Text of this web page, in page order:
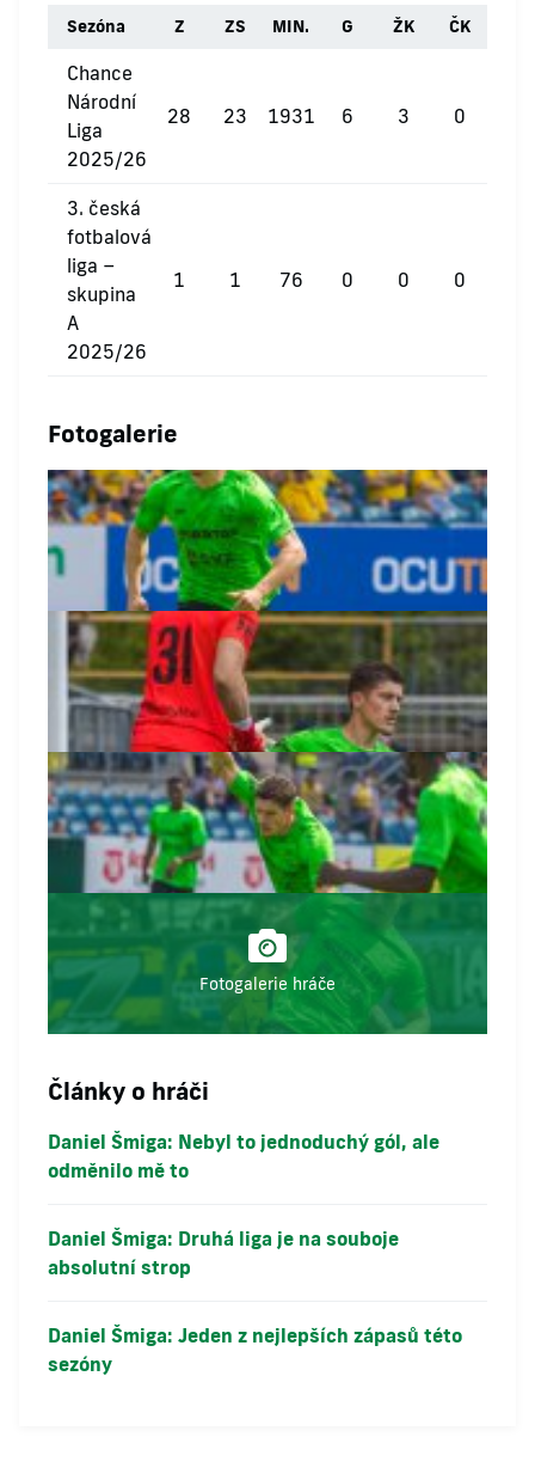
Sezóna Z ZS MIN. G ŽK ČK
Chance
Národní
Liga
2025/26
28 23 1931 6 3 0
3. česká
fotbalová
liga –
skupina
A
2025/26
1 1 76 0 0 0
Fotogalerie
Fotogalerie hráče
Články o hráči
Daniel Šmiga: Nebyl to jednoduchý gól, ale
odměnilo mě to
Daniel Šmiga: Druhá liga je na souboje
absolutní strop
Daniel Šmiga: Jeden z nejlepších zápasů této
sezóny